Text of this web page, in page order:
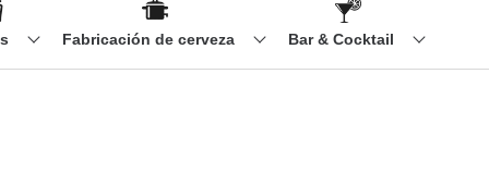
Fabricación de cerveza Bar & Cocktail